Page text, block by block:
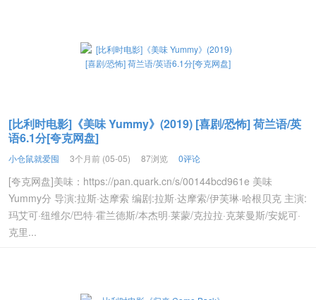
[比利时电影]《美味 Yummy》(2019) [喜剧/恐怖] 荷兰语/英
语6.1分[夸克网盘]
小仓鼠就爱囤 3个月前 (05-05) 87浏览 0评论
[夸克网盘]美味：https://pan.quark.cn/s/00144bcd961e 美味
Yummy分 导演:拉斯·达摩索 编剧:拉斯·达摩索/伊芙琳·哈根贝克 主演:
玛艾可·纽维尔/巴特·霍兰德斯/本杰明·莱蒙/克拉拉·克莱曼斯/安妮可·
克里...